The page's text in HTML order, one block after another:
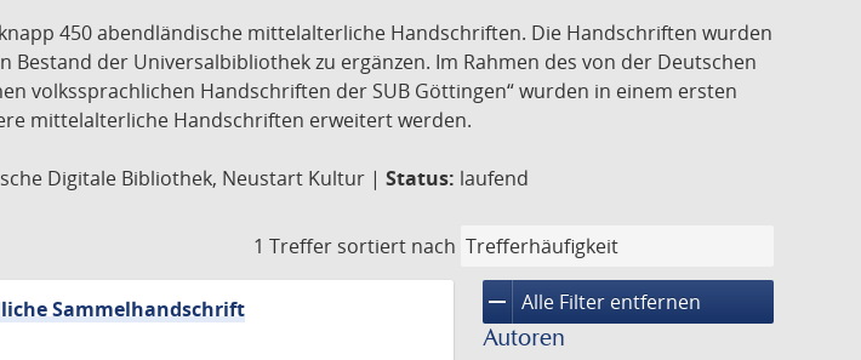
450 abendländische mittelalterliche Handschriften. Die Handschriften wurden
der Universalbibliothek zu ergänzen. Im Rahmen des von der Deutschen
volkssprachlichen Handschriften der SUB Göttingen“ wurden in einem ersten
mittelalterliche Handschriften erweitert werden.
Digitale Bibliothek, Neustart Kultur | Status: laufend
1 Treffer sortiert nach
remove Alle Filter entfernen
Autoren
Sammelhandschrift